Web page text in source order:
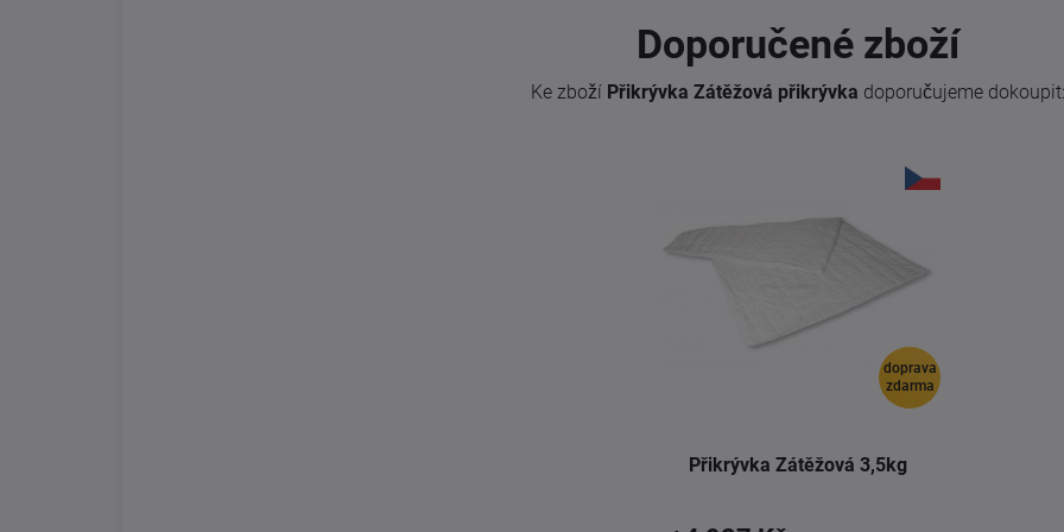
Doporučené zboží
Ke zboží Přikrývka Zátěžová přikrývka doporučujeme dokoupit:
doprava
zdarma
Přikrývka Zátěžová 3,5kg